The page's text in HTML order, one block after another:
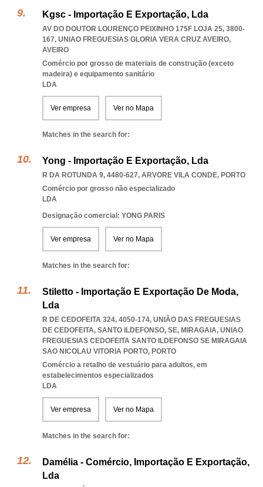
Kgsc - Importação E Exportação, Lda
AV DO DOUTOR LOURENÇO PEIXINHO 175F LOJA 25, 3800-
167, UNIAO FREGUESIAS GLORIA VERA CRUZ AVEIRO,
AVEIRO
Comércio por grosso de materiais de construção (exceto
madeira) e equipamento sanitário
LDA
Ver empresa Ver no Mapa
Matches in the search for:
Yong - Importação E Exportação, Lda
R DA ROTUNDA 9, 4480-627, ARVORE VILA CONDE, PORTO
Comércio por grosso não especializado
LDA
Designação comercial: YONG PARIS
Ver empresa Ver no Mapa
Matches in the search for:
Stiletto - Importação E Exportação De Moda,
Lda
R DE CEDOFEITA 324, 4050-174, UNIÃO DAS FREGUESIAS
DE CEDOFEITA, SANTO ILDEFONSO, SE, MIRAGAIA, UNIAO
FREGUESIAS CEDOFEITA SANTO ILDEFONSO SE MIRAGAIA
SAO NICOLAU VITORIA PORTO, PORTO
Comércio a retalho de vestuário para adultos, em
estabelecimentos especializados
LDA
Ver empresa Ver no Mapa
Matches in the search for:
Damélia - Comércio, Importação E Exportação,
Lda